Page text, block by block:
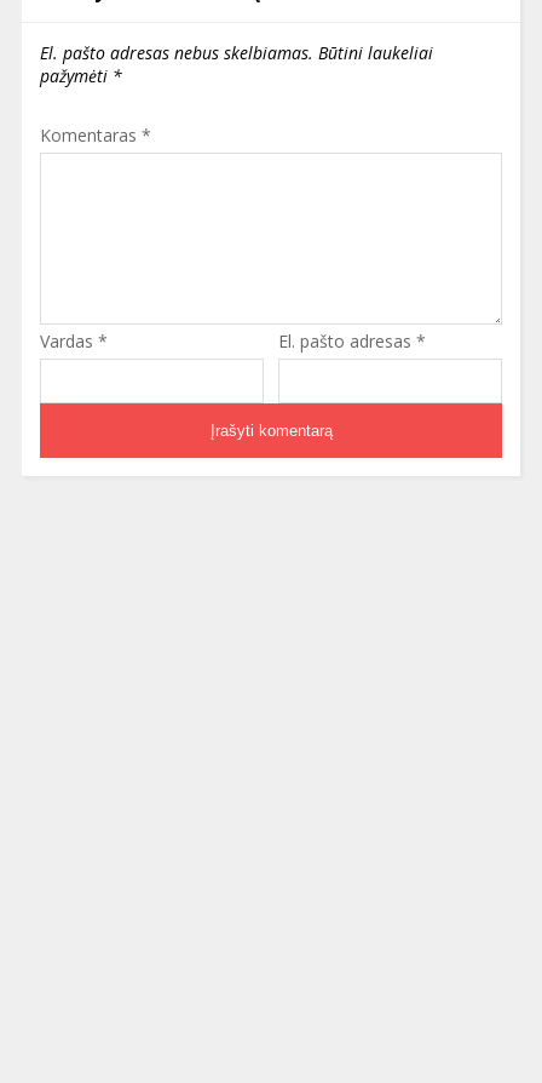
El. pašto adresas nebus skelbiamas. Būtini laukeliai
pažymėti *
Komentaras *
Vardas * El. pašto adresas *